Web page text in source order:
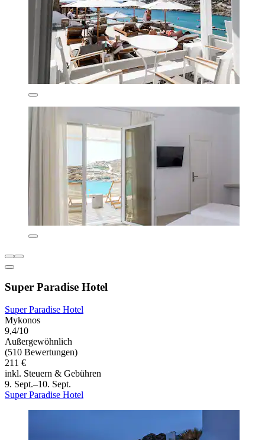
Super Paradise Hotel
Super Paradise Hotel
Mykonos
9,4/10
Außergewöhnlich
(510 Bewertungen)
211 €
inkl. Steuern & Gebühren
9. Sept.–10. Sept.
Super Paradise Hotel